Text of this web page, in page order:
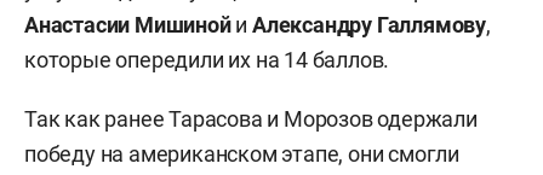
Анастасии МишинойиАлександру Галлямову,
которые опередили их на 14 баллов.
Так как ранее Тарасова и Морозов одержали
победу на американском этапе, они смогли